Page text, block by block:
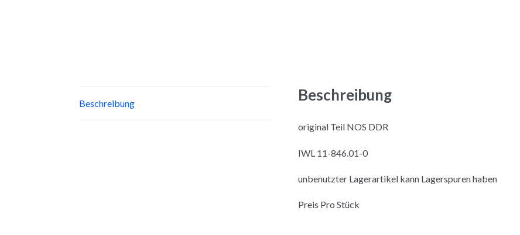
Beschreibung Beschreibung
original Teil NOS DDR
IWL 11-846.01-0
unbenutzter Lagerartikel kann Lagerspuren haben
Preis Pro Stück